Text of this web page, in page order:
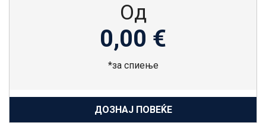
Од
0,00 €
*за спиење
ДОЗНАЈ ПОВЕЌЕ